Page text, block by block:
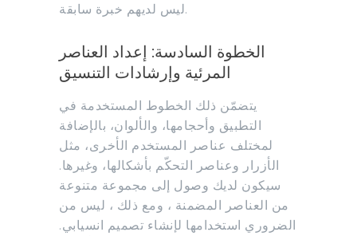
ليس لديهم خبرة سابقة.
الخطوة السادسة: إعداد العناصر
المرئية وإرشادات التنسيق
يتضمّن ذلك الخطوط المستخدمة في
التطبيق وأحجامها، والألوان، بالإضافة
لمختلف عناصر المستخدم الأخرى، مثل
الأزرار وعناصر التحكّم بأشكالها، وغيرها.
سيكون لديك وصول إلى مجموعة متنوعة
من العناصر المضمنة ، ومع ذلك ، ليس من
الضروري استخدامها لإنشاء تصميم انسيابي.